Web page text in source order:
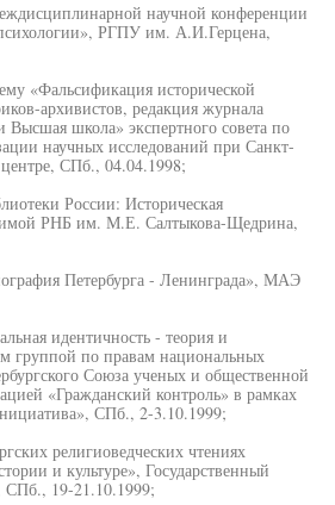
научной конференции
РГПУ им. А.И.Герцена,
«Фальсификация исторической
архивистов, редакция журнала
Высшая школа» экспертного совета по
научных исследований при Санкт-
СПб., 04.04.1998;
России: Историческая
РНБ им. М.Е. Салтыкова-Щедрина,
Петербурга - Ленинграда», МАЭ
идентичность - теория и
группой по правам национальных
Союза ученых и общественной
«Гражданский контроль» в рамках
СПб., 2-3.10.1999;
религиоведческих чтениях
и культуре», Государственный
СПб., 19-21.10.1999;